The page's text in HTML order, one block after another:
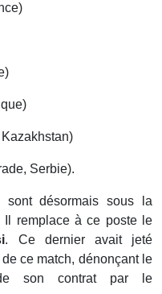
Serbie).
désormais sous la
Il remplace à ce poste le
. Ce dernier avait jeté
de ce match, dénonçant le
son contrat par le